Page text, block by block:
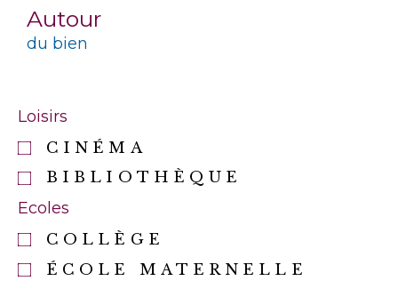
Autour
du bien
Loisirs
CINÉMA
BIBLIOTHÈQUE
Ecoles
COLLÈGE
ÉCOLE MATERNELLE